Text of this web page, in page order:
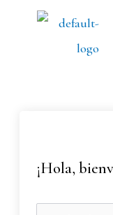
¡Hola,